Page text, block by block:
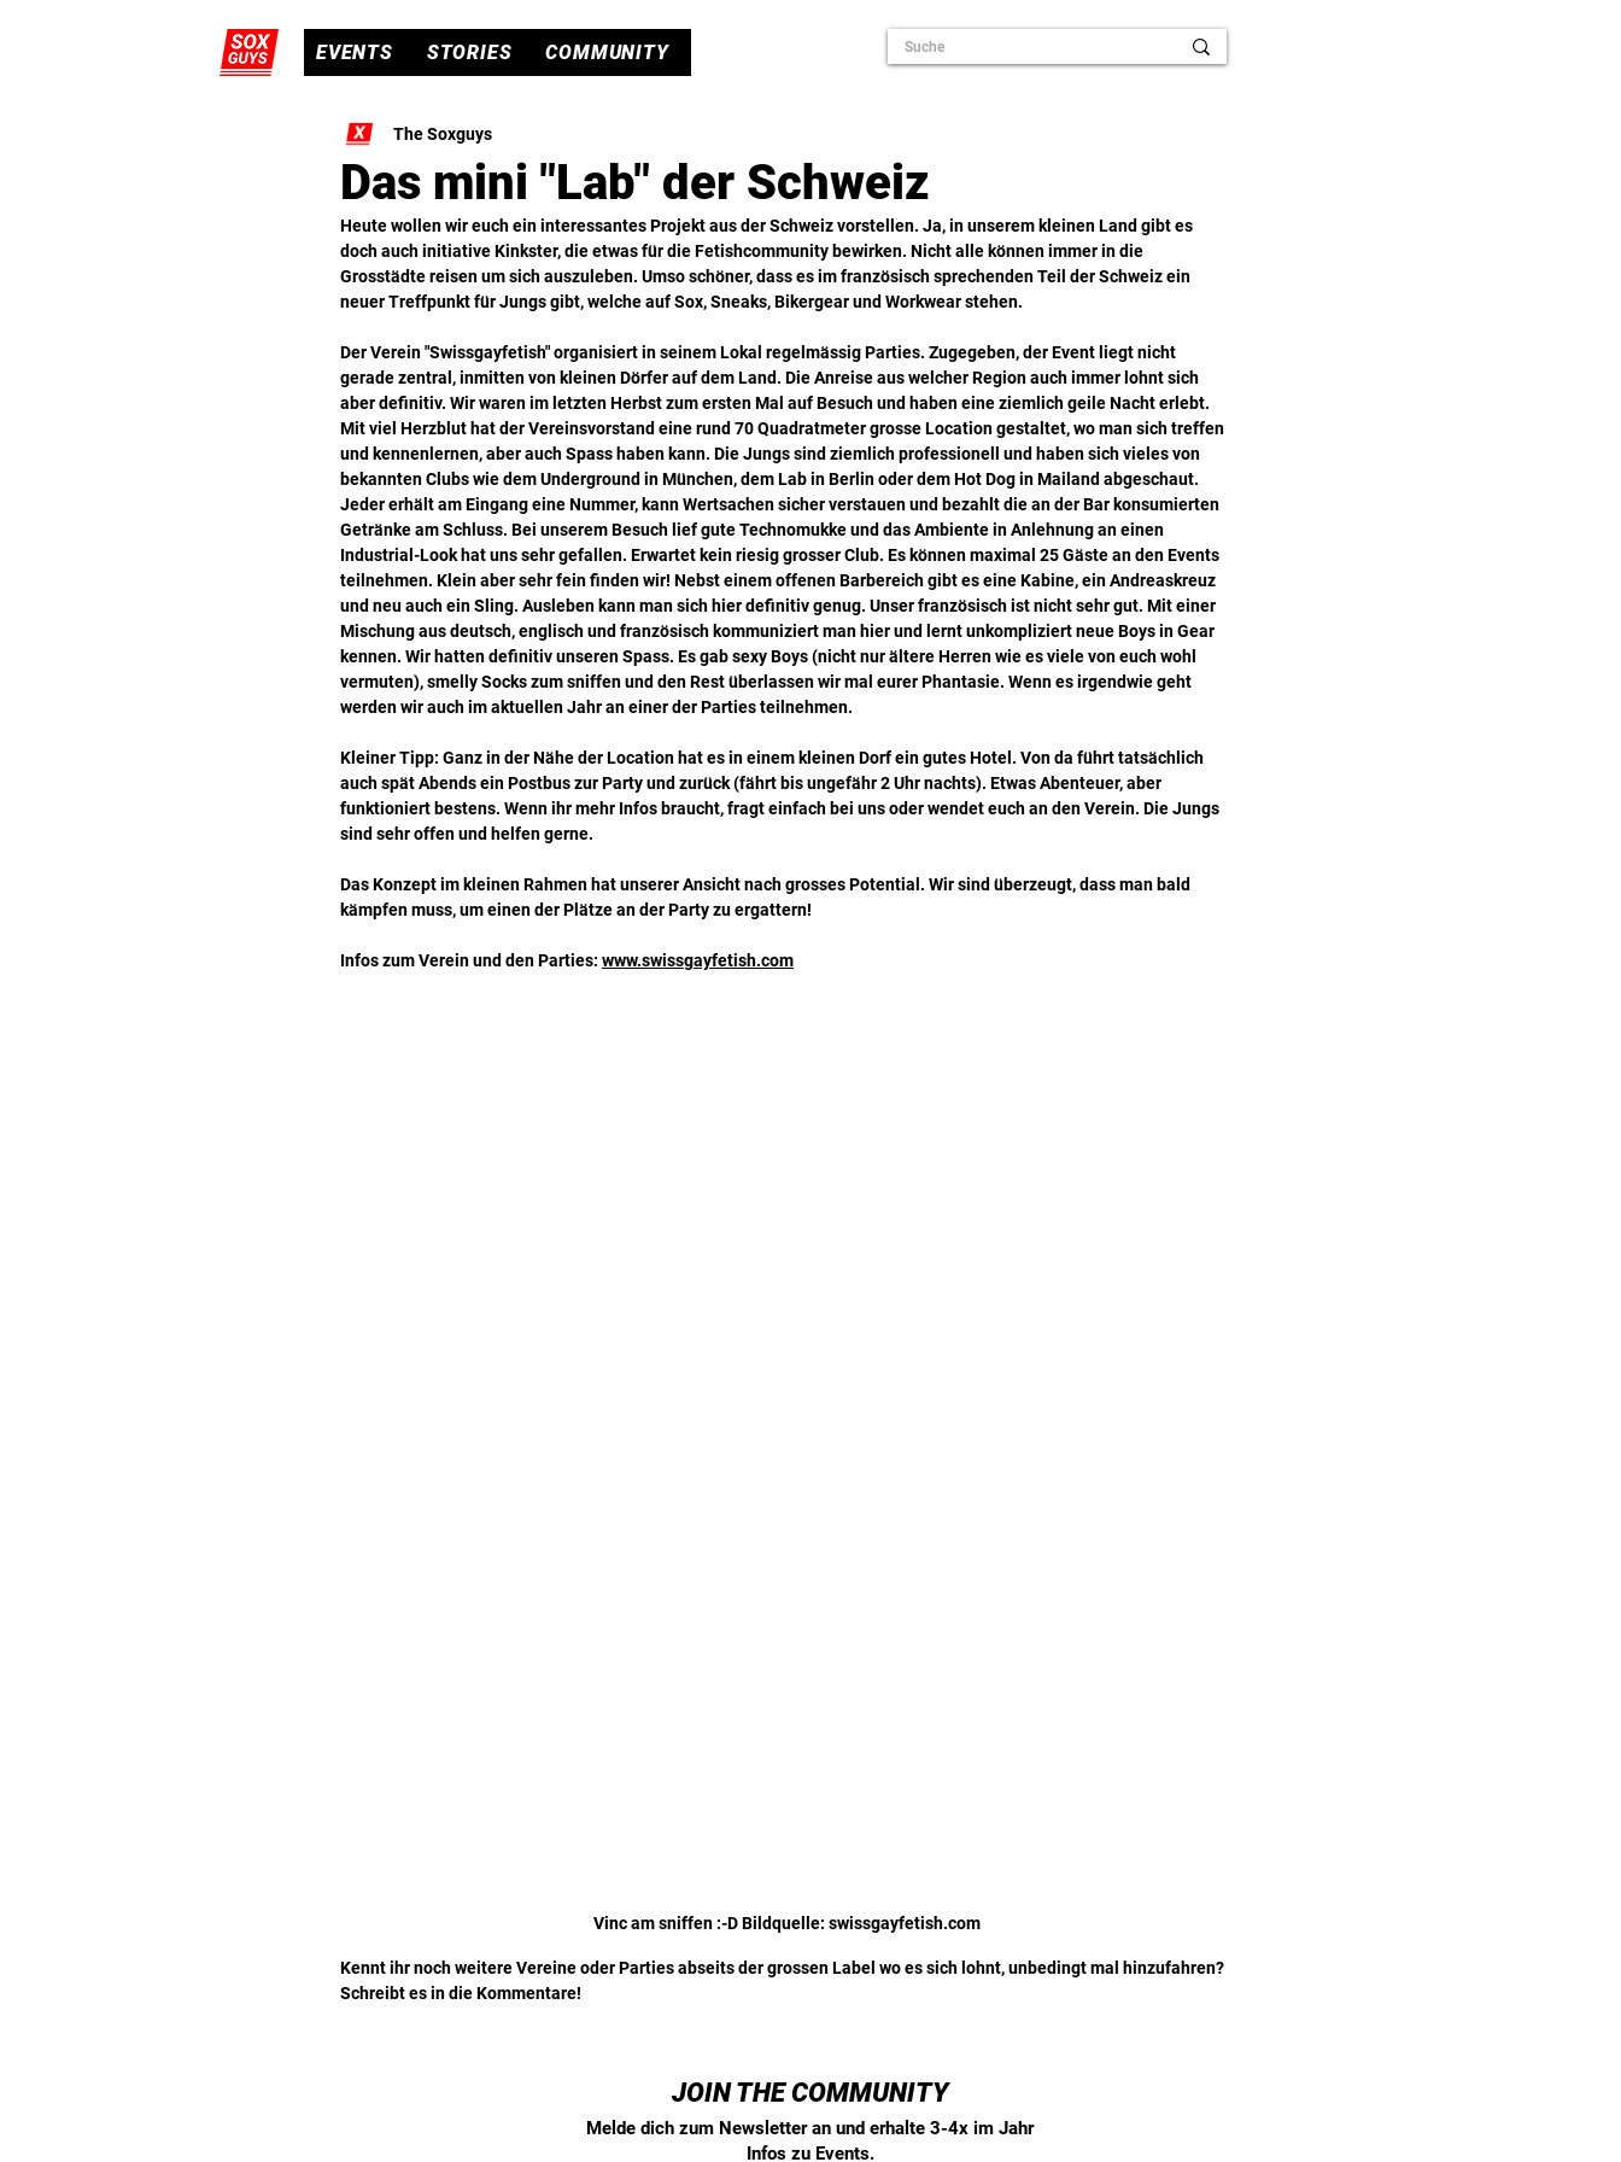
EVENTS STORIES COMMUNITY
Das mini "Lab" der Schweiz
The Soxguys
Heute wollen wir euch ein interessantes Projekt aus der Schweiz vorstellen. Ja, in unserem kleinen Land gibt es
doch auch initiative Kinkster, die etwas für die Fetishcommunity bewirken. Nicht alle können immer in die
Grosstädte reisen um sich auszuleben. Umso schöner, dass es im französisch sprechenden Teil der Schweiz ein
neuer Treffpunkt für Jungs gibt, welche auf Sox, Sneaks, Bikergear und Workwear stehen.
Der Verein "Swissgayfetish" organisiert in seinem Lokal regelmässig Parties. Zugegeben, der Event liegt nicht
gerade zentral, inmitten von kleinen Dörfer auf dem Land. Die Anreise aus welcher Region auch immer lohnt sich
aber definitiv. Wir waren im letzten Herbst zum ersten Mal auf Besuch und haben eine ziemlich geile Nacht erlebt.
Mit viel Herzblut hat der Vereinsvorstand eine rund 70 Quadratmeter grosse Location gestaltet, wo man sich treffen
und kennenlernen, aber auch Spass haben kann. Die Jungs sind ziemlich professionell und haben sich vieles von
bekannten Clubs wie dem Underground in München, dem Lab in Berlin oder dem Hot Dog in Mailand abgeschaut.
Jeder erhält am Eingang eine Nummer, kann Wertsachen sicher verstauen und bezahlt die an der Bar konsumierten
Getränke am Schluss. Bei unserem Besuch lief gute Technomukke und das Ambiente in Anlehnung an einen
Industrial-Look hat uns sehr gefallen. Erwartet kein riesig grosser Club. Es können maximal 25 Gäste an den Events
teilnehmen. Klein aber sehr fein finden wir! Nebst einem offenen Barbereich gibt es eine Kabine, ein Andreaskreuz
und neu auch ein Sling. Ausleben kann man sich hier definitiv genug. Unser französisch ist nicht sehr gut. Mit einer
Mischung aus deutsch, englisch und französisch kommuniziert man hier und lernt unkompliziert neue Boys in Gear
kennen. Wir hatten definitiv unseren Spass. Es gab sexy Boys (nicht nur ältere Herren wie es viele von euch wohl
vermuten), smelly Socks zum sniffen und den Rest überlassen wir mal eurer Phantasie. Wenn es irgendwie geht
werden wir auch im aktuellen Jahr an einer der Parties teilnehmen.
Kleiner Tipp: Ganz in der Nähe der Location hat es in einem kleinen Dorf ein gutes Hotel. Von da führt tatsächlich
auch spät Abends ein Postbus zur Party und zurück (fährt bis ungefähr 2 Uhr nachts). Etwas Abenteuer, aber
funktioniert bestens. Wenn ihr mehr Infos braucht, fragt einfach bei uns oder wendet euch an den Verein. Die Jungs
sind sehr offen und helfen gerne.
Das Konzept im kleinen Rahmen hat unserer Ansicht nach grosses Potential. Wir sind überzeugt, dass man bald
kämpfen muss, um einen der Plätze an der Party zu ergattern!
Infos zum Verein und den Parties: www.swissgayfetish.com
Vinc am sniffen :-D Bildquelle: swissgayfetish.com
Kennt ihr noch weitere Vereine oder Parties abseits der grossen Label wo es sich lohnt, unbedingt mal hinzufahren?
Schreibt es in die Kommentare!
JOIN THE COMMUNITY
Melde dich zum Newsletter an und erhalte 3-4x im Jahr
Infos zu Events.